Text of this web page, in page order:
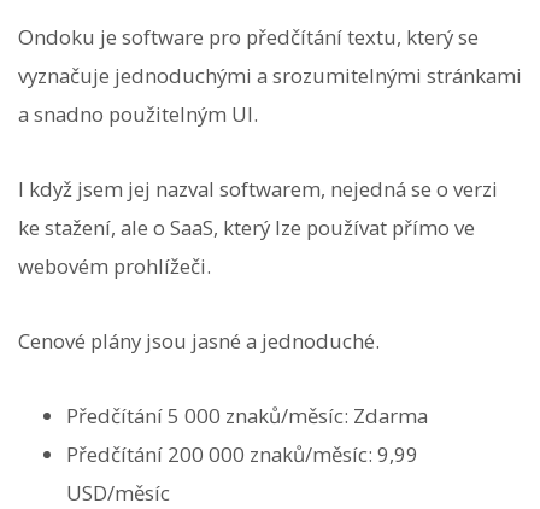
Ondoku je software pro předčítání textu, který se
vyznačuje jednoduchými a srozumitelnými stránkami
a snadno použitelným UI.
I když jsem jej nazval softwarem, nejedná se o verzi
ke stažení, ale o SaaS, který lze používat přímo ve
webovém prohlížeči.
Cenové plány jsou jasné a jednoduché.
Předčítání 5 000 znaků/měsíc: Zdarma
Předčítání 200 000 znaků/měsíc: 9,99
USD/měsíc